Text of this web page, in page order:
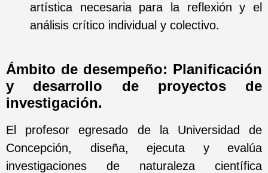
artística necesaria para la reflexión y el
análisis crítico individual y colectivo.
Ámbito de desempeño: Planificación
y desarrollo de proyectos de
investigación.
El profesor egresado de la Universidad de
Concepción, diseña, ejecuta y evalúa
investigaciones de naturaleza científica